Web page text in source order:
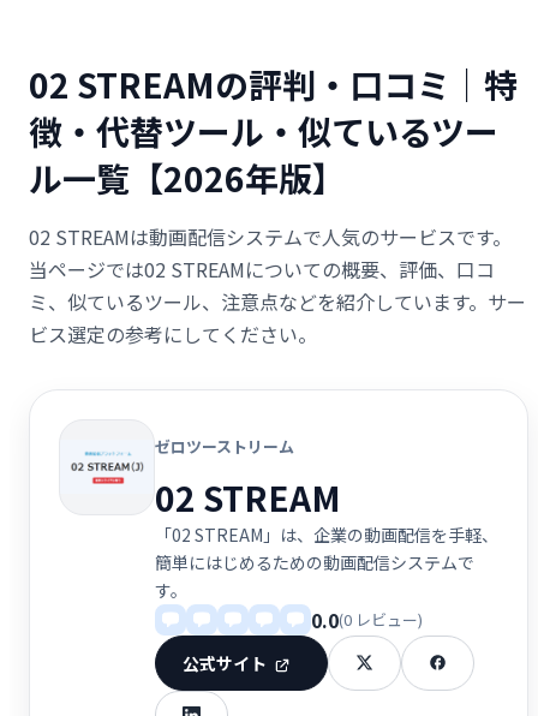
02 STREAMの評判・口コミ｜特
徴・代替ツール・似ているツー
ル一覧【2026年版】
02 STREAMは動画配信システムで人気のサービスです。
当ページでは02 STREAMについての概要、評価、口コ
ミ、似ているツール、注意点などを紹介しています。サー
ビス選定の参考にしてください。
ゼロツーストリーム
02 STREAM
「02 STREAM」は、企業の動画配信を手軽、
簡単にはじめるための動画配信システムで
す。
0.0(0 レビュー)
公式サイト